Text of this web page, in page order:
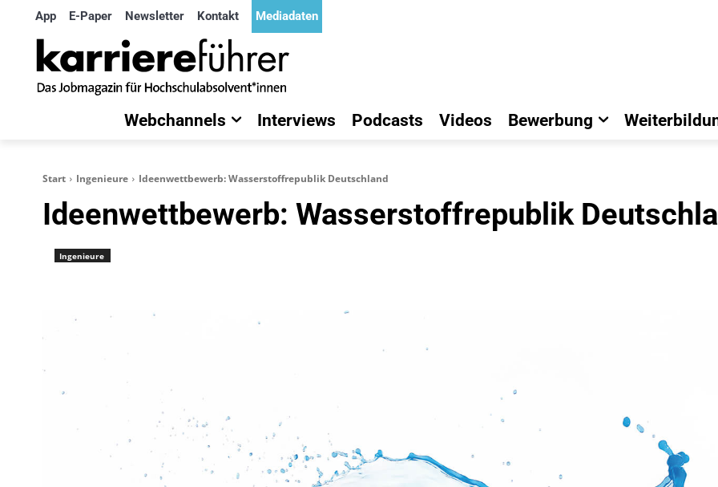
App E-Paper Newsletter Kontakt Mediadaten
Webchannels Interviews Podcasts Videos Bewerbung
Start Ingenieure Ideenwettbewerb: Wasserstoffrepublik Deutschland
Ideenwettbewerb: Wasserstoffrepublik
Ingenieure